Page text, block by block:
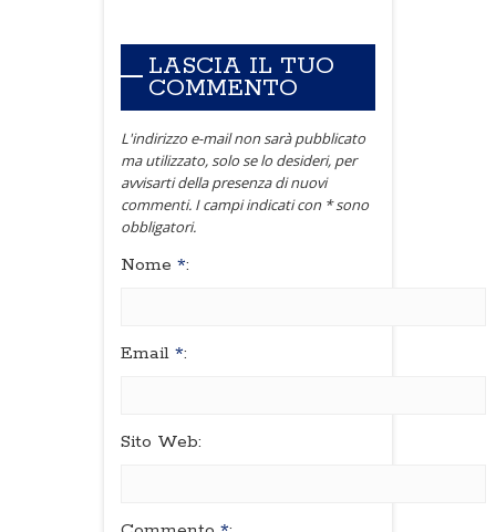
LASCIA IL TUO
COMMENTO
L'indirizzo e-mail non sarà pubblicato
ma utilizzato, solo se lo desideri, per
avvisarti della presenza di nuovi
commenti. I campi indicati con * sono
obbligatori.
Nome *:
Email *:
Sito Web: